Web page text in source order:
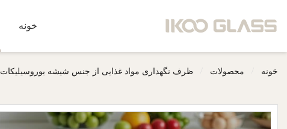
خونه
خونه محصولات ظرف نگهداری مواد غذایی از جنس شیشه بوروسیلیکات